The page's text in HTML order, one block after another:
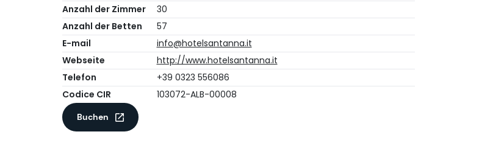
Anzahl der Zimmer
30
Anzahl der Betten
57
E-mail
info@hotelsantanna.it
Webseite
http://www.hotelsantanna.it
Telefon
+39 0323 556086
Codice CIR
103072-ALB-00008
Buchen